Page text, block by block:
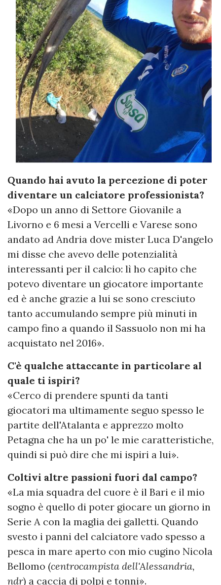
Quando hai avuto la percezione di poter
diventare un calciatore professionista?
«Dopo un anno di Settore Giovanile a
Livorno e 6 mesi a Vercelli e Varese sono
andato ad Andria dove mister Luca D'angelo
mi disse che avevo delle potenzialità
interessanti per il calcio: lì ho capito che
potevo diventare un giocatore importante
ed è anche grazie a lui se sono cresciuto
tanto accumulando sempre più minuti in
campo fino a quando il Sassuolo non mi ha
acquistato nel 2016».
C'è qualche attaccante in particolare al
quale ti ispiri?
«Cerco di prendere spunti da tanti
giocatori ma ultimamente seguo spesso le
partite dell'Atalanta e apprezzo molto
Petagna che ha un po' le mie caratteristiche,
quindi si può dire che mi ispiri a lui».
Coltivi altre passioni fuori dal campo?
«La mia squadra del cuore è il Bari e il mio
sogno è quello di poter giocare un giorno in
Serie A con la maglia dei galletti. Quando
svesto i panni del calciatore vado spesso a
pesca in mare aperto con mio cugino Nicola
Bellomo (centrocampista dell'Alessandria,
ndr) a caccia di polpi e tonni».